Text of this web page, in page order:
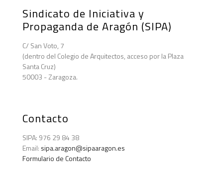
Sindicato de Iniciativa y
Propaganda de Aragón (SIPA)
C/ San Voto, 7
(dentro del Colegio de Arquitectos, acceso por la Plaza
Santa Cruz)
50003 - Zaragoza.
Contacto
SIPA: 976 29 84 38
Email: sipa.aragon@sipaaragon.es
Formulario de Contacto